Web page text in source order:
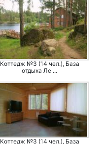
Коттедж №3 (14 чел.), База
отдыха Ле ...
Коттедж №3 (14 чел.), База